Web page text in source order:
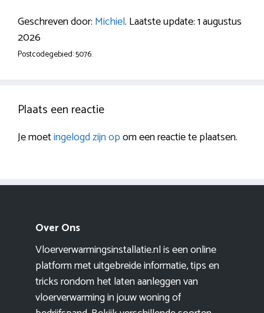
Geschreven door: Michiel. Laatste update: 1 augustus
2026
Postcodegebied: 5076.
Plaats een reactie
Je moetingelogd zijn opom een reactie te plaatsen.
Over Ons
Vloerverwarmingsinstallatie.nl is een online
platform met uitgebreide informatie, tips en
tricks rondom het laten aanleggen van
vloerverwarming in jouw woning of